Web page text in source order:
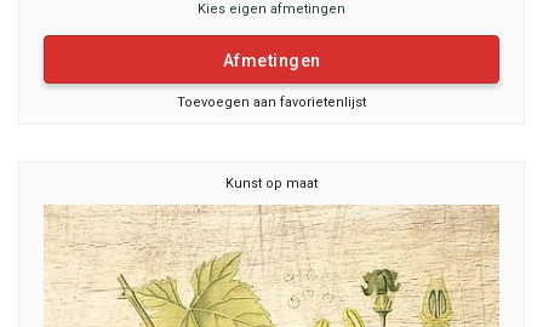
Kies eigen afmetingen
Afmetingen
Toevoegen aan favorietenlijst
Kunst op maat